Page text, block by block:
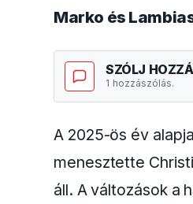
Marko és
SZÓLJ
1 hozzászólás.
A 2025-ös év
menesztette
áll. A változások a